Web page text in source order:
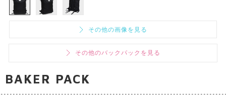
その他の画像を見る
その他のバックパックを見る
BAKER PACK